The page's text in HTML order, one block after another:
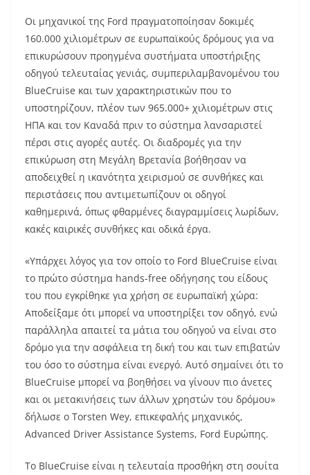
Οι μηχανικοί της Ford πραγματοποίησαν δοκιμές
160.000 χιλιομέτρων σε ευρωπαϊκούς δρόμους για να
επικυρώσουν προηγμένα συστήματα υποστήριξης
οδηγού τελευταίας γενιάς, συμπεριλαμβανομένου του
BlueCruise και των χαρακτηριστικών που το
υποστηρίζουν, πλέον των 965.000+ χιλιομέτρων στις
ΗΠΑ και τον Καναδά πριν το σύστημα λανσαριστεί
πέρσι στις αγορές αυτές. Οι διαδρομές για την
επικύρωση στη Μεγάλη Βρετανία βοήθησαν να
αποδειχθεί η ικανότητα χειρισμού σε συνθήκες και
περιστάσεις που αντιμετωπίζουν οι οδηγοί
καθημερινά, όπως φθαρμένες διαγραμμίσεις λωρίδων,
κακές καιρικές συνθήκες και οδικά έργα.
«Υπάρχει λόγος για τον οποίο το Ford BlueCruise είναι
το πρώτο σύστημα hands-free οδήγησης του είδους
του που εγκρίθηκε για χρήση σε ευρωπαϊκή χώρα:
Αποδείξαμε ότι μπορεί να υποστηρίξει τον οδηγό, ενώ
παράλληλα απαιτεί τα μάτια του οδηγού να είναι στο
δρόμο για την ασφάλεια τη δική του και των επιβατών
του όσο το σύστημα είναι ενεργό. Αυτό σημαίνει ότι το
BlueCruise μπορεί να βοηθήσει να γίνουν πιο άνετες
και οι μετακινήσεις των άλλων χρηστών του δρόμου»
δήλωσε ο Torsten Wey, επικεφαλής μηχανικός,
Advanced Driver Assistance Systems, Ford Ευρώπης.
Το BlueCruise είναι η τελευταία προσθήκη στη σουίτα